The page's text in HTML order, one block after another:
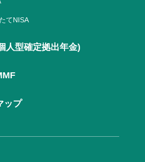
てNISA
人型確定拠出年金)
ップ